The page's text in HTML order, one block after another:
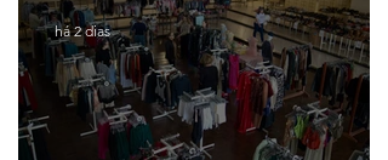
há 2 dias